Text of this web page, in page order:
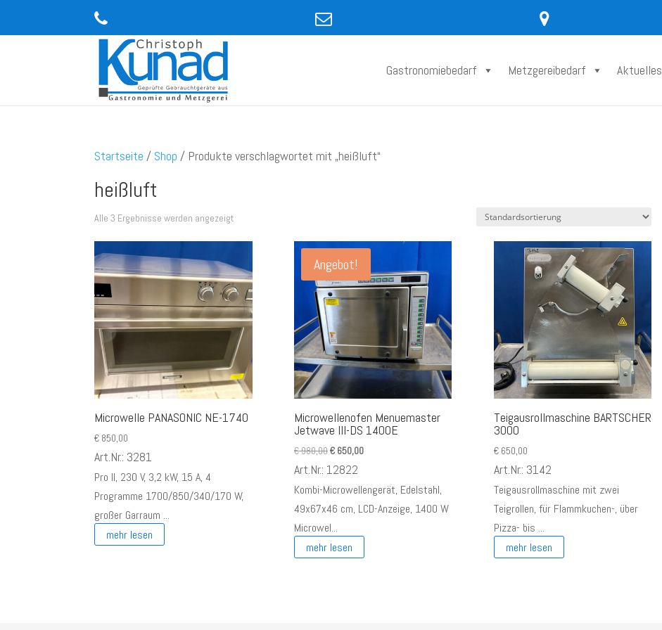
Gastronomiebedarf Metzgereibedarf Aktuelles
Startseite / Shop / Produkte verschlagwortet mit „heißluft“
heißluft
Alle 3 Ergebnisse werden angezeigt
Microwelle PANASONIC NE-1740
€ 850,00
Art.Nr.: 3281
Pro II, 230 V, 3,2 kW, 15 A, 4
Programme 1700/850/340/170 W,
großer Garraum ...
mehr lesen
Angebot!
Microwellenofen Menuemaster
Jetwave III-DS 1400E
€980,00Ursprünglicher
Preis
€650,00Aktueller
€ 650,00.
Art.Nr.: 12822
Kombi-Microwellengerät, Edelstahl,
49x67x46 cm, LCD-Anzeige, 1400 W
Microwel...
mehr lesen
Teigausrollmaschine BARTSCHER
3000
€650,00
Art.Nr.: 3142
Teigausrollmaschine mit zwei
Teigrollen, für Flammkuchen-, über
Pizza- bis ...
mehr lesen